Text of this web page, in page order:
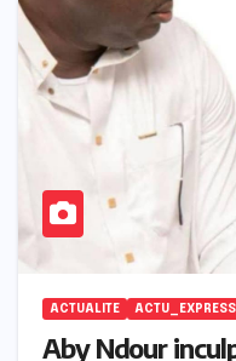
ACTUALITE ACTU_EXPRESS
Aby Ndour